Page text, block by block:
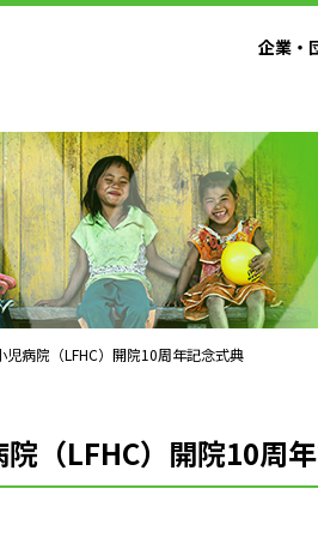
企業・
児病院（LFHC）開院10周年記念式典
（LFHC）開院10周